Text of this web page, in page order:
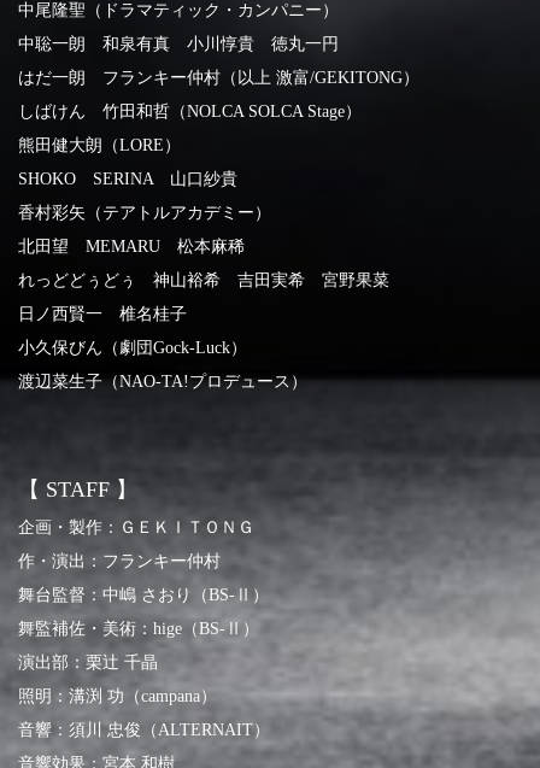
中尾隆聖（ドラマティック・カンパニー）
中聡一朗 和泉有真 小川惇貴 徳丸一円
はだ一朗 フランキー仲村 （以上 激富/GEKITONG）
しばけん 竹田和哲（NOLCA SOLCA Stage）
熊田健大朗（LORE）
SHOKO SERINA 山口紗貴
香村彩矢（テアトルアカデミー）
北田望 MEMARU 松本麻稀
れっどどぅどぅ 神山裕希 吉田実希 宮野果菜
日ノ西賢一 椎名桂子
小久保びん（劇団Gock-Luck）
渡辺菜生子（NAO-TA!プロデュース）
【 STAFF 】
企画・製作：ＧＥＫＩＴＯＮＧ
作・演出：フランキー仲村
舞台監督：中嶋 さおり（BS-Ⅱ）
舞監補佐・美術：hige（BS-Ⅱ）
演出部：栗辻 千晶
照明：溝渕 功（campana）
音響：須川 忠俊（ALTERNAIT）
音響効果：宮本 和樹